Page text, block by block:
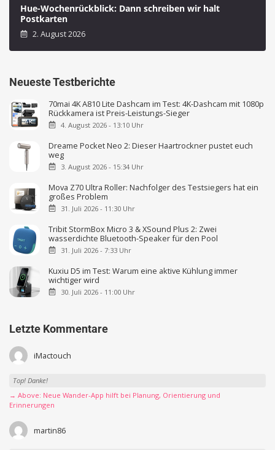
Hue-Wochenrückblick: Dann schreiben wir halt
Postkarten
2. August 2026
Neueste Testberichte
70mai 4K A810 Lite Dashcam im Test: 4K-Dashcam mit 1080p
Rückkamera ist Preis-Leistungs-Sieger
4. August 2026 - 13:10 Uhr
Dreame Pocket Neo 2: Dieser Haartrockner pustet euch
weg
3. August 2026 - 15:34 Uhr
Mova Z70 Ultra Roller: Nachfolger des Testsiegers hat ein
großes Problem
31. Juli 2026 - 11:30 Uhr
Tribit StormBox Micro 3 & XSound Plus 2: Zwei
wasserdichte Bluetooth-Speaker für den Pool
31. Juli 2026 - 7:33 Uhr
Kuxiu D5 im Test: Warum eine aktive Kühlung immer
wichtiger wird
30. Juli 2026 - 11:00 Uhr
Letzte Kommentare
iMactouch
Top! Danke!
→ Above: Neue Wander-App hilft bei Planung, Orientierung und
Erinnerungen
martin86